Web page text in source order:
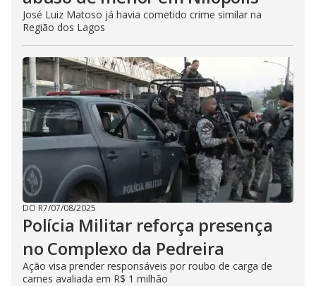
José Luiz Matoso já havia cometido crime similar na
Região dos Lagos
DO R7/07/08/2025
Polícia Militar reforça presença
no Complexo da Pedreira
Ação visa prender responsáveis por roubo de carga de
carnes avaliada em R$ 1 milhão